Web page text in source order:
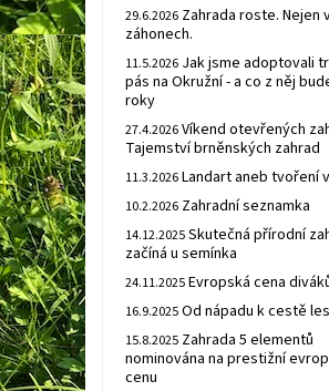
29.6.2026 Zahrada roste. Nejen
záhonech.
11.5.2026 Jak jsme adoptovali
pás na Okružní - a co z něj
roky
27.4.2026Víkend otevřených
Tajemství brněnských zahrad
11.3.2026Landart aneb tvoření
10.2.2026 Zahradní seznamka
14.12.2025Skutečná přírodní
začíná u semínka
24.11.2025Evropská cena
16.9.2025Od nápadu k cestě
15.8.2025 Zahrada 5 elementů
nominována na prestižní
cenu